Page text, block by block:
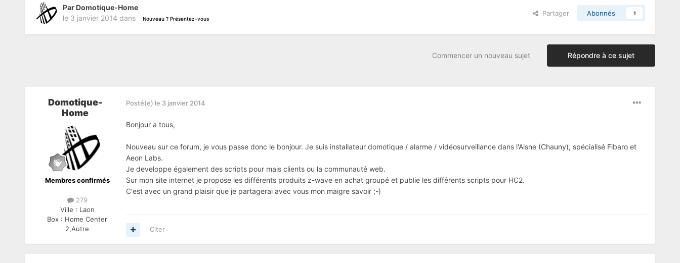
Par Domotique-Home
le 3 janvier 2014 dans Nouveau ? Présentez-vous
Partager Abonnés 1
Répondre à ce sujet
Commencer un nouveau sujet
Domotique-
Home
Membres confirmés
279
Ville : Laon
Box : Home Center
2,Autre
Posté(e) le 3 janvier 2014
Bonjour a tous,
Nouveau sur ce forum, je vous passe donc le bonjour. Je suis installateur domotique / alarme / vidéosurveillance dans l'Aisne (Chauny), spécialisé Fibaro et
Aeon Labs.
Je developpe également des scripts pour mais clients ou la communauté web.
Sur mon site internet je propose les différents produits z-wave en achat groupé et publie les différents scripts pour HC2.
C'est avec un grand plaisir que je partagerai avec vous mon maigre savoir ;-)
Citer